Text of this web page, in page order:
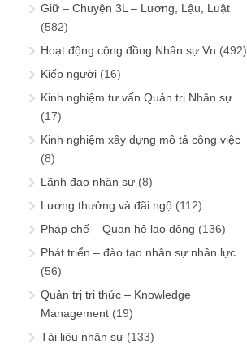
Giữ – Chuyện 3L – Lương, Lậu, Luật
(582)
Hoạt động cộng đồng Nhân sự Vn (492)
Kiếp người (16)
Kinh nghiệm tư vấn Quản trị Nhân sự
(17)
Kinh nghiệm xây dựng mô tả công việc
(8)
Lãnh đạo nhân sự (8)
Lương thưởng và đãi ngộ (112)
Pháp chế – Quan hệ lao động (136)
Phát triển – đào tạo nhân sự nhân lực
(56)
Quản trị tri thức – Knowledge
Management (19)
Tài liệu nhân sự (133)